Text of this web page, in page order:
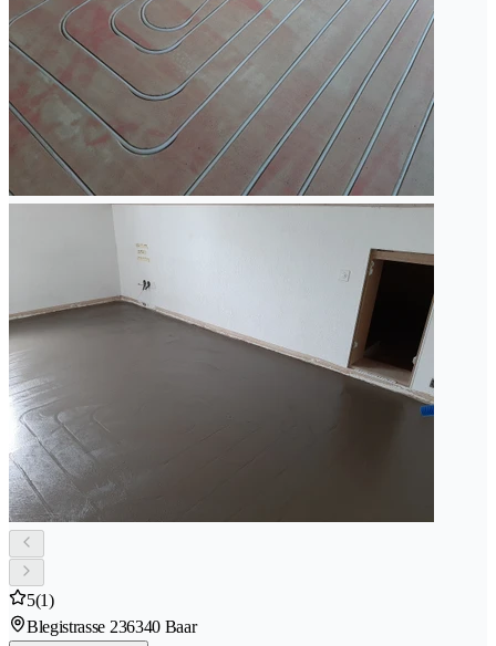
5(1)
Blegistrasse 236340 Baar